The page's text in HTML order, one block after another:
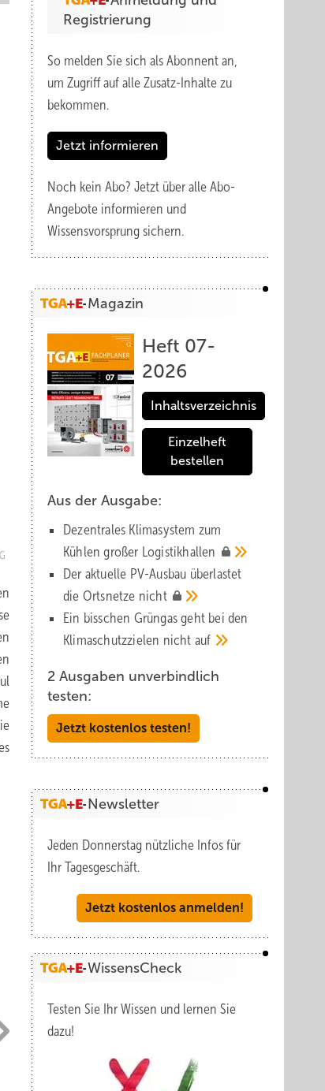
Registrierung
So melden Sie sich als Abonnent an,
um Zugriff auf alle Zusatz-Inhalte zu
bekommen.
Jetzt informieren
Noch kein Abo? Jetzt über alle Abo-
Angebote informieren und
Wissensvorsprung sichern.
Magazin
Heft 07-
2026
Inhaltsverzeichnis
Einzelheft
bestellen
Aus der Ausgabe:
Dezentrales Klimasystem zum
Kühlen großer Logistik­hallen
Der aktuelle PV-Ausbau über­lastet
die Orts­netze nicht
Ein bisschen Grüngas geht bei den
Klima­schutz­zielen nicht auf
2 Ausgaben unverbindlich
testen:
Jetzt kostenlos testen!
Newsletter
Jeden Donnerstag nützliche Infos für
Ihr Tagesgeschäft.
Jetzt kostenlos anmelden!
WissensCheck
Testen Sie Ihr Wissen und lernen Sie
dazu!